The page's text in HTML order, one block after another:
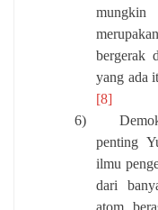
bergerak
yang ada
[8]
6)
penting
ilmu
dari